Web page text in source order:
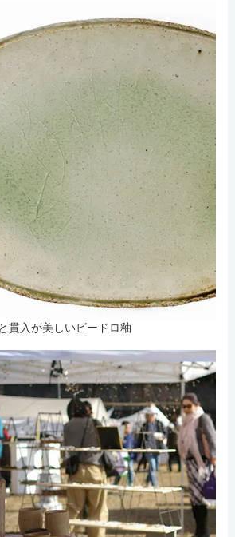
貫入が美しいビードロ釉